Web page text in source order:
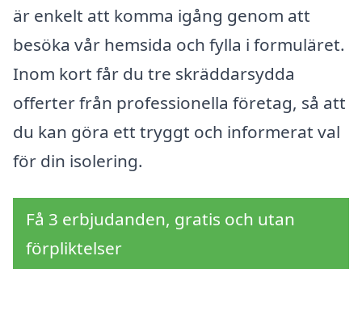
är enkelt att komma igång genom att
besöka vår hemsida och fylla i formuläret.
Inom kort får du tre skräddarsydda
offerter från professionella företag, så att
du kan göra ett tryggt och informerat val
för din isolering.
Få 3 erbjudanden, gratis och utan
förpliktelser